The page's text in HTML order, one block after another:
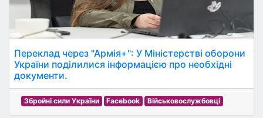
Переклад через "Армія+": У Міністерстві оборони
України поділилися інформацією про необхідні
документи.
Збройні сили України Facebook Військовослужбовці